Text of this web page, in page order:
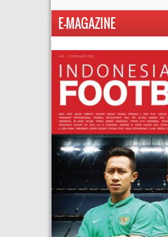
E-MAGAZINE